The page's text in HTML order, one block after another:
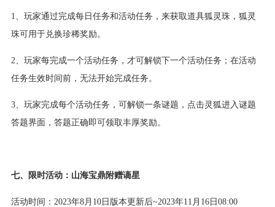
1、玩家通过完成每日任务和活动任务，来获取道具狐灵珠，狐灵
珠可用于兑换珍稀奖励。
2、玩家每完成一个活动任务，才可解锁下一个活动任务；在活动
任务生效时间前，无法开始完成任务。
3、玩家完成每个活动任务，可解锁一条谜题，点击灵狐进入谜题
答题界面，答题正确即可领取丰厚奖励。
七、限时活动：山海宝鼎附赠谪星
活动时间：2023年8月10日版本更新后~2023年11月16日08:00